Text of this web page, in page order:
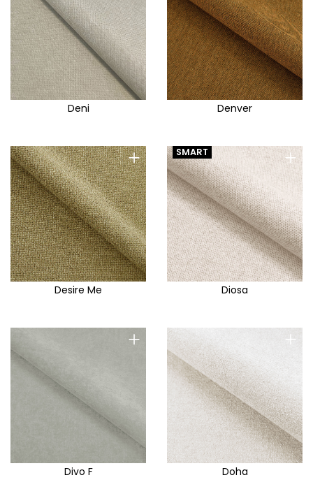
Deni Denver
+
Desire Me
+
SMART
Diosa
+
Divo F
+
Doha